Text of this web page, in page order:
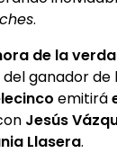
.
de la
ganador de
emitirá
Jesús
Llasera.